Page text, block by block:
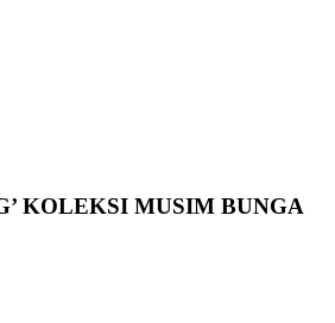
KOLEKSI MUSIM BUNGA